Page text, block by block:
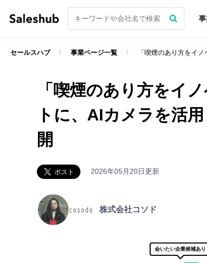
セールスハブ 事業ページ一覧 「喫煙のあり方をイ
「喫煙のあり方をイ
トに、AIカメラを活
開
2026年05月20日更新
株式会社コソド
会いたい企業候補あり
企業の担当者と事前打ち合
サポーターになる前に 無料会員登録
ログインはこちら
「いいね」ができるよう
ログイン